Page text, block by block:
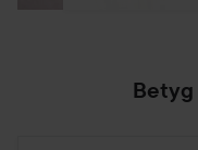
Betyg